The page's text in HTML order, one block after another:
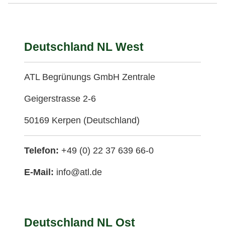
Deutschland NL West
ATL Begrünungs GmbH Zentrale
Geigerstrasse 2-6
50169 Kerpen (Deutschland)
Telefon: +49 (0) 22 37 639 66-0
E-Mail: info@atl.de
Deutschland NL Ost